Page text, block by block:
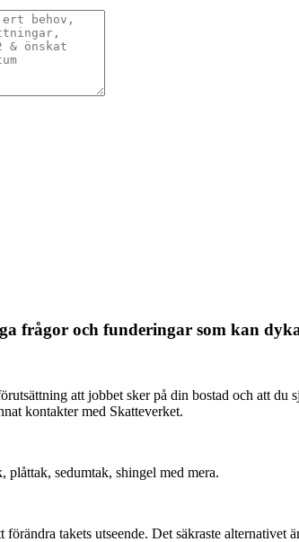
frågor och funderingar som kan
att jobbet sker på din bostad och att
kontakter med Skatteverket.
plåttak, sedumtak, shingel med mera.
takets utseende. Det säkraste